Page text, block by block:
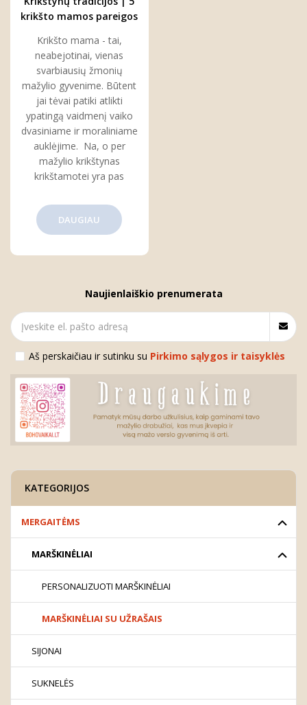
krikšto mamos pareigos
Krikšto mama - tai,
neabejotinai, vienas
svarbiausių žmonių
mažylio gyvenime. Būtent
jai tėvai patiki atlikti
ypatingą vaidmenį vaiko
dvasiniame ir moraliniame
auklėjime. Na, o per
mažylio krikštynas
krikštamotei yra pas
DAUGIAU
Naujienlaiškio prenumerata
Aš perskaičiau ir sutinku su Pirkimo sąlygos ir taisyklės
KATEGORIJOS
MERGAITĖMS
MARŠKINĖLIAI
PERSONALIZUOTI MARŠKINĖLIAI
MARŠKINĖLIAI SU UŽRAŠAIS
SIJONAI
SUKNELĖS